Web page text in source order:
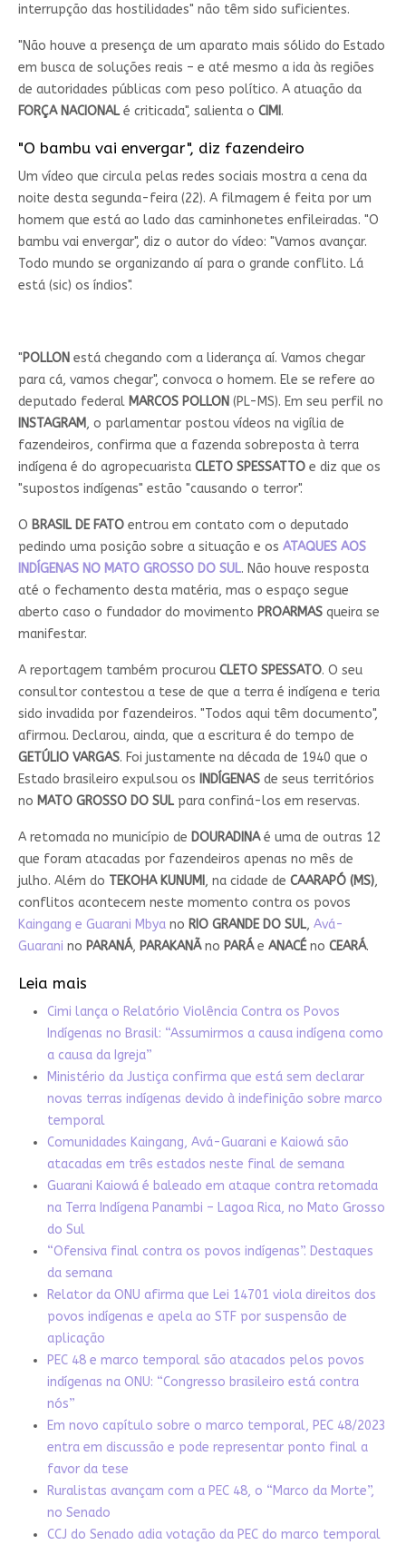
interrupção das hostilidades" não têm sido suficientes.
"Não houve a presença de um aparato mais sólido do Estado
em busca de soluções reais – e até mesmo a ida às regiões
de autoridades públicas com peso político. A atuação da
FORÇA NACIONALé criticada", salienta o CIMI .
"O bambu vai envergar", diz fazendeiro
Um vídeo que circula pelas redes sociais mostra a cena da
noite desta segunda-feira (22). A filmagem é feita por um
homem que está ao lado das caminhonetes enfileiradas. "O
bambu vai envergar", diz o autor do vídeo: "Vamos avançar.
Todo mundo se organizando aí para o grande conflito. Lá
está (sic) os índios".
"POLLON está chegando com a liderança aí. Vamos chegar
para cá, vamos chegar", convoca o homem. Ele se refere ao
deputado federal MARCOS POLLON (PL-MS). Em seu perfil no
INSTAGRAM, o parlamentar postou vídeos na vigília de
fazendeiros, confirma que a fazenda sobreposta à terra
indígena é do agropecuarista CLETO SPESSATTOe diz que os
"supostos indígenas" estão "causando o terror".
O BRASIL DE FATOentrou em contato com o deputado
pedindo uma posição sobre a situação e os ATAQUES AOS
INDÍGENAS NO MATO GROSSO DO SUL. Não houve resposta
até o fechamento desta matéria, mas o espaço segue
aberto caso o fundador do movimento PROARMASqueira se
manifestar.
A reportagem também procurou CLETO SPESSATO. O seu
consultor contestou a tese de que a terra é indígena e teria
sido invadida por fazendeiros. "Todos aqui têm documento",
afirmou. Declarou, ainda, que a escritura é do tempo de
GETÚLIO VARGAS. Foi justamente na década de 1940 que o
Estado brasileiro expulsou os INDÍGENASde seus territórios
no MATO GROSSO DO SULpara confiná-los em reservas.
A retomada no município de DOURADINAé uma de outras 12
que foram atacadas por fazendeiros apenas no mês de
julho. Além do TEKOHA KUNUMI , na cidade de CAARAPÓ (MS),
conflitos acontecem neste momento contra os povos
Kaingang e Guarani Mbyano RIO GRANDE DO SUL, Avá-
Guarani no PARANÁ, PARAKANÃno PARÁe ANACÉno CEARÁ.
Leia mais
Cimi lança o Relatório Violência Contra os Povos
Indígenas no Brasil: “Assumirmos a causa indígena como
a causa da Igreja”
Ministério da Justiça confirma que está sem declarar
novas terras indígenas devido à indefinição sobre marco
temporal
Comunidades Kaingang, Avá-Guarani e Kaiowá são
atacadas em três estados neste final de semana
Guarani Kaiowá é baleado em ataque contra retomada
na Terra Indígena Panambi – Lagoa Rica, no Mato Grosso
do Sul
“Ofensiva final contra os povos indígenas”. Destaques
da semana
Relator da ONU afirma que Lei 14701 viola direitos dos
povos indígenas e apela ao STF por suspensão de
aplicação
PEC 48 e marco temporal são atacados pelos povos
indígenas na ONU: “Congresso brasileiro está contra
nós”
Em novo capítulo sobre o marco temporal, PEC 48/2023
entra em discussão e pode representar ponto final a
favor da tese
Ruralistas avançam com a PEC 48, o “Marco da Morte”,
no Senado
CCJ do Senado adia votação da PEC do marco temporal